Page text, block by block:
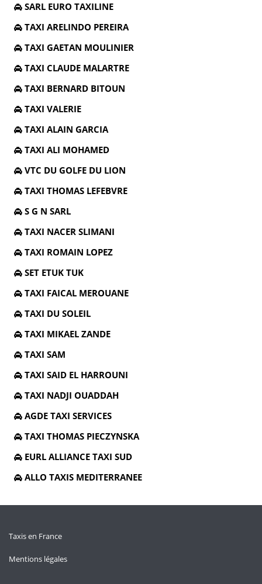
SARL EURO TAXILINE
TAXI ARELINDO PEREIRA
TAXI GAETAN MOULINIER
TAXI CLAUDE MALARTRE
TAXI BERNARD BITOUN
TAXI VALERIE
TAXI ALAIN GARCIA
TAXI ALI MOHAMED
VTC DU GOLFE DU LION
TAXI THOMAS LEFEBVRE
S G N SARL
TAXI NACER SLIMANI
TAXI ROMAIN LOPEZ
SET ETUK TUK
TAXI FAICAL MEROUANE
TAXI DU SOLEIL
TAXI MIKAEL ZANDE
TAXI SAM
TAXI SAID EL HARROUNI
TAXI NADJI OUADDAH
AGDE TAXI SERVICES
TAXI THOMAS PIECZYNSKA
EURL ALLIANCE TAXI SUD
ALLO TAXIS MEDITERRANEE
Taxis en France
Mentions légales